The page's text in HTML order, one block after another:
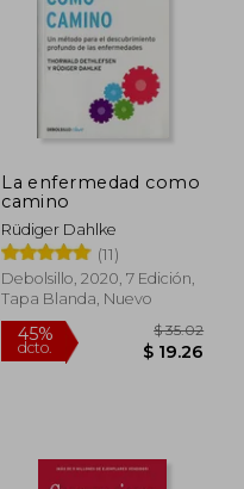
La enfermedad como
camino
Rüdiger Dahlke
(11)
Debolsillo, 2020, 7 Edición,
Tapa Blanda, Nuevo